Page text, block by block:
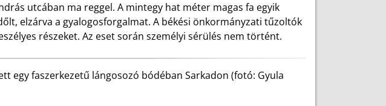
utcában ma reggel. A mintegy hat méter magas fa egyik
elzárva a gyalogosforgalmat. A békési önkormányzati tűzoltók
részeket. Az eset során személyi sérülés nem történt.
egy faszerkezetű lángosozó bódéban Sarkadon (fotó: Gyula